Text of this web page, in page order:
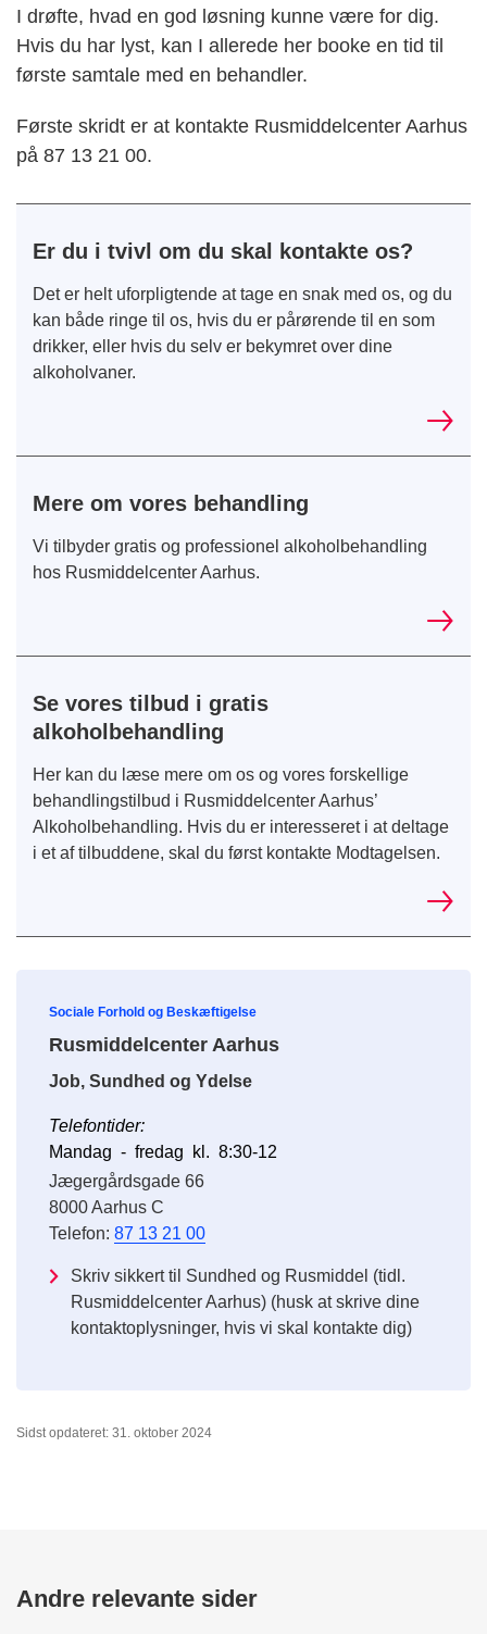
I drøfte, hvad en god løsning kunne være for dig.
Hvis du har lyst, kan I allerede her booke en tid til
første samtale med en behandler.
Første skridt er at kontakte Rusmiddelcenter Aarhus
på 87 13 21 00.
Er du i tvivl om du skal kontakte os?
Det er helt uforpligtende at tage en snak med os, og du
kan både ringe til os, hvis du er pårørende til en som
drikker, eller hvis du selv er bekymret over dine
alkoholvaner.
Mere om vores behandling
Vi tilbyder gratis og professionel alkoholbehandling
hos Rusmiddelcenter Aarhus.
Se vores tilbud i gratis
alkoholbehandling
Her kan du læse mere om os og vores forskellige
behandlingstilbud i Rusmiddelcenter Aarhus’
Alkoholbehandling. Hvis du er interesseret i at deltage
i et af tilbuddene, skal du først kontakte Modtagelsen.
Sociale Forhold og Beskæftigelse
Rusmiddelcenter Aarhus
Job, Sundhed og Ydelse
Telefontider:
Mandag - fredag kl. 8:30-12
Jægergårdsgade 66
8000 Aarhus C
Telefon: 87 13 21 00
Skriv sikkert til Sundhed og Rusmiddel (tidl.
Rusmiddelcenter Aarhus) (husk at skrive dine
kontaktoplysninger, hvis vi skal kontakte dig)
Sidst opdateret: 31. oktober 2024
Andre relevante sider